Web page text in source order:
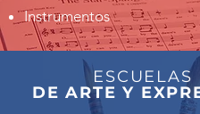
Instrumentos
ESCUELAS
DE ARTE Y